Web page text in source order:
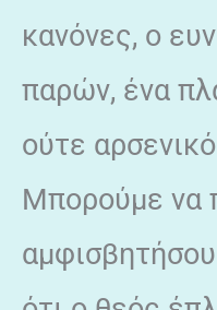
κανόνες, ο
παρών, ένα
ούτε
Μπορούμε να